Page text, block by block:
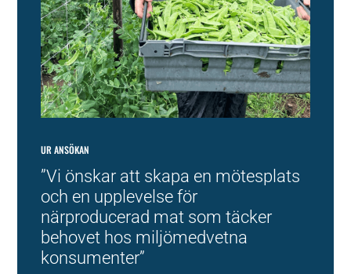
UR ANSÖKAN
”Vi önskar att skapa en mötesplats
och en upplevelse för
närproducerad mat som täcker
behovet hos miljömedvetna
konsumenter”